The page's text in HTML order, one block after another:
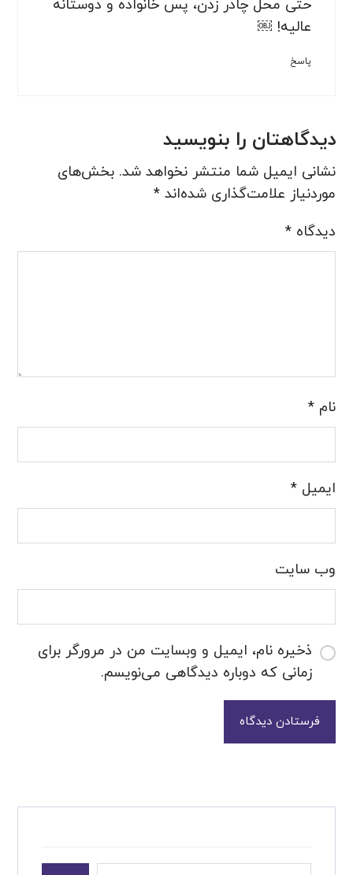
حتی محل چادر زدن، پس خانواده و دوستانه
عالیه! ￼
پاسخ
دیدگاهتان را بنویسید
نشانی ایمیل شما منتشر نخواهد شد. بخش‌های
موردنیاز علامت‌گذاری شده‌اند*
دیدگاه*
نام*
ایمیل*
وب‌ سایت
ذخیره نام، ایمیل و وبسایت من در مرورگر برای
زمانی که دوباره دیدگاهی می‌نویسم.
فرستادن دیدگاه